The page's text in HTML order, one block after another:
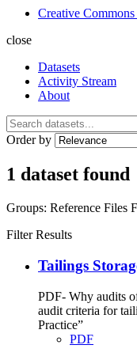
Creative
close
Datasets
Activity Stream
About
Order by
1 dataset found
Groups: Reference Files
Filter Results
Tailings
PDF- Why audits
audit criteria for
Practice”
PDF